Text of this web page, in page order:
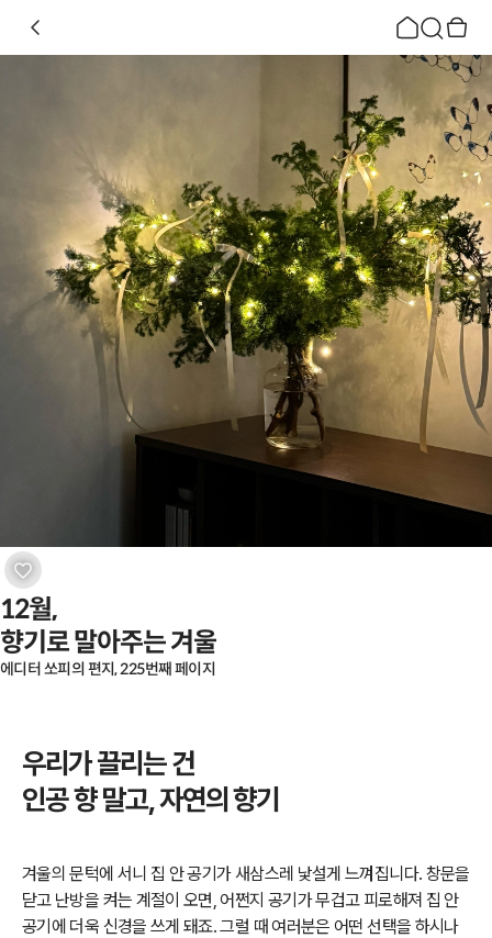
12월,
향기로 말아주는 겨울
에디터 쏘피의 편지, 225번째 페이지
우리가 끌리는 건
인공 향 말고, 자연의 향기
겨울의 문턱에 서니 집 안 공기가 새삼스레 낯설게 느껴집니다. 창문을
닫고 난방을 켜는 계절이 오면, 어쩐지 공기가 무겁고 피로해져 집 안
공기에 더욱 신경을 쓰게 돼죠. 그럴 때 여러분은 어떤 선택을 하시나